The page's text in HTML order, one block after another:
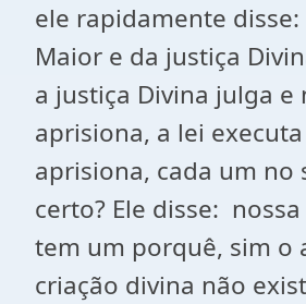
ele rapidamente disse:
Maior e da justiça
a justiça Divina julga e
aprisiona, a lei
aprisiona, cada um no
certo? Ele disse:
tem um porquê, sim o
criação divina não